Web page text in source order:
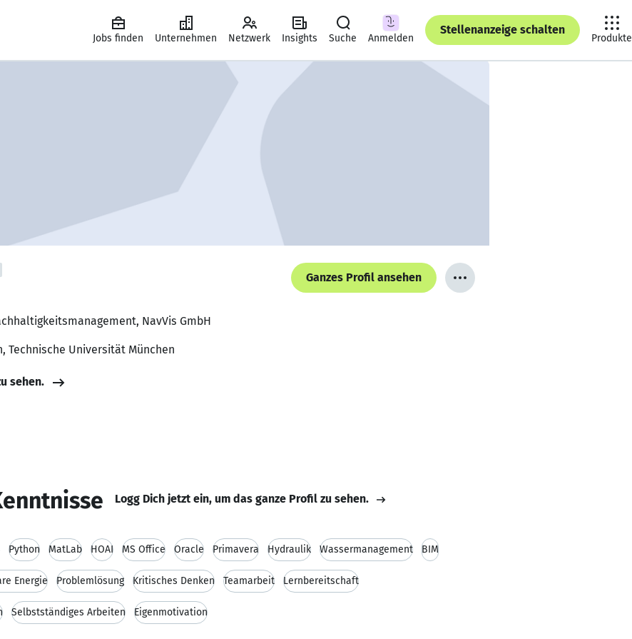
Jobs finden Unternehmen Netzwerk Insights Suche Anmelden
Stellenanzeige schalten
Produkte
Ganzes Profil ansehen
NavVis GmbH
Technische Universität München
sehen.
Logg Dich jetzt ein, um das ganze Profil zu sehen.
Python MatLab HOAI MS Office Oracle Primavera Hydraulik Wassermanagement BIM
Energie Problemlösung Kritisches Denken Teamarbeit Lernbereitschaft
Selbstständiges Arbeiten Eigenmotivation